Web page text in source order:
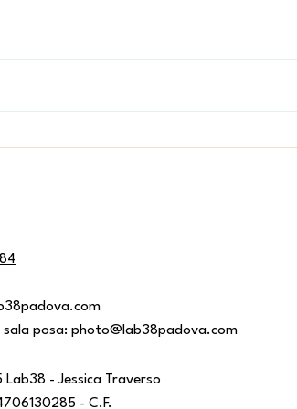
rituale - l'occhio
sala posa:photo@lab38padova.com
- Jessica Traverso
- C.F.